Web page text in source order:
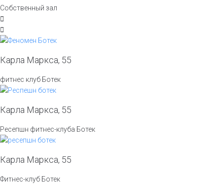
Собственный зал
Карла Маркса, 55
фитнес клуб Ботек
Карла Маркса, 55
Ресепшн фитнес-клуба Ботек
Карла Маркса, 55
Фитнес-клуб Ботек